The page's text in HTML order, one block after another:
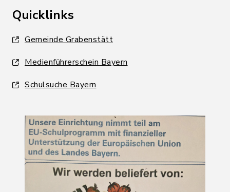
Quicklinks
Gemeinde Grabenstätt
Medienführerschein Bayern
Schulsuche Bayern